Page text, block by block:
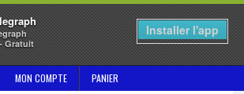
Gratuit
Installer l'app
MON COMPTE PANIER